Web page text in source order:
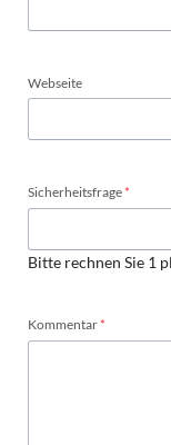
Webseite
Pflichtfeld
Sicherheitsfrage*
Bitte rechnen Sie 1
Pflichtfeld
Kommentar*